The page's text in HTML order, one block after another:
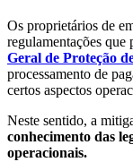
Os proprietários de
regulamentações que
Geral de Proteção
processamento de
certos aspectos
Neste sentido, a
conhecimento das
operacionais.